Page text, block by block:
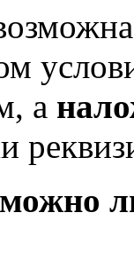
а
можно